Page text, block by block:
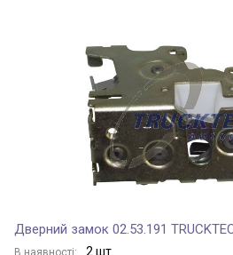
Дверний замок 02.53.191
В наявності: 2 шт.